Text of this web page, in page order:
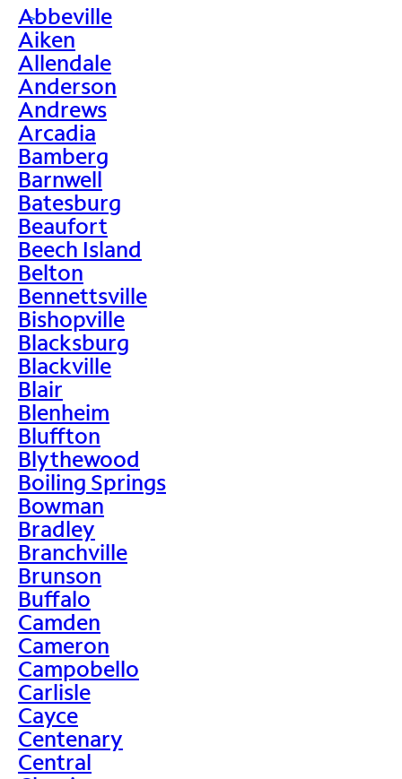
>
Abbeville
Aiken
Allendale
Anderson
Andrews
Arcadia
Bamberg
Barnwell
Batesburg
Beaufort
Beech Island
Belton
Bennettsville
Bishopville
Blacksburg
Blackville
Blair
Blenheim
Bluffton
Blythewood
Boiling Springs
Bowman
Bradley
Branchville
Brunson
Buffalo
Camden
Cameron
Campobello
Carlisle
Cayce
Centenary
Central